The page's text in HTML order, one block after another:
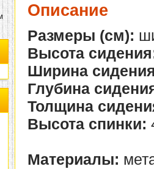
Описание
Размеры (см):
Высота
Ширина
Глубина
Толщина
Высота спинки:
Материалы: